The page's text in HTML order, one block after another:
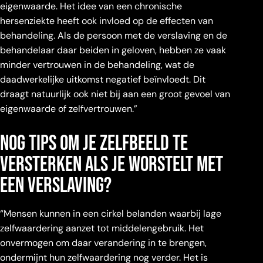
eigenwaarde. Het idee van een chronische
hersenziekte heeft ook invloed op de effecten van
behandeling. Als de persoon met de verslaving en de
behandelaar daar beiden in geloven, hebben ze vaak
minder vertrouwen in de behandeling, wat de
daadwerkelijke uitkomst negatief beïnvloedt. Dit
draagt natuurlijk ook niet bij aan een groot gevoel van
eigenwaarde of zelfvertrouwen.”
nog tips om je zelfbeeld te
versterken als je worstelt met
een verslaving?
“Mensen kunnen in een cirkel belanden waarbij lage
zelfwaardering aanzet tot middelengebruik. Het
onvermogen om daar verandering in te brengen,
ondermijnt hun zelfwaardering nog verder. Het is